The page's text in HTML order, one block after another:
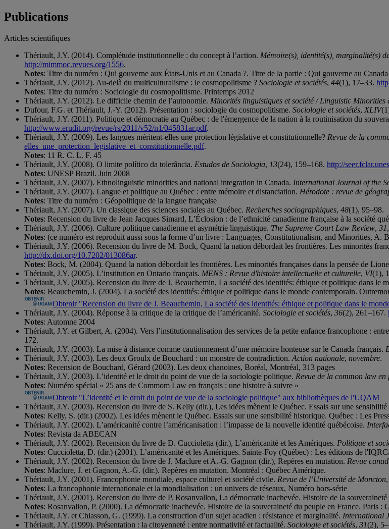
Publications
Articles scientifiques
Thériault, J.Y. (2014). Complétude institutionnelle : du concept à l’action. Mémoire(s), identité(s), marginalité(s)
http://mimmoc.revues.org/1556.
Notes: Titre du numéro : Qui gouverne aux États-Unis et au Canada ?. Titre de la partie : Qui gouverne au
Thériault, J.Y. (2012). Au-delà du multiculturalisme : le cosmopolitisme ? Sociologie et sociétés, 44(1), 17–33.
Notes: Titre du numéro : Sociologie du cosmopolitisme. Printemps 2012
Thériault, J.Y. (2012). Le difficile chemin de l’autonomie. Minorités linguistiques et société / Linguistic Minorities
Dufour, F.G. et Thériault, J.-Y. (2012). Présentation : sociologie du cosmopolitisme. Sociologie et sociétés, XLIV
Thériault, J.Y. (2011). Politique et démocratie au Québec : de l'émergence de la nation à la routinisation du
http://www.erudit.org/revue/rs/2011/v52/n1/045831ar.pdf.
Thériault, J.Y. (2009). Les langues méritent-elles une protection législative et constitutionnelle? Revue de la
elles_une_protection_legislative_et_constitutionnelle.pdf.
Notes: 11 R. C. L. F. 45
Thériault, J.Y. (2008). O limite político da tolerância. Estudos de Sociologia, 13(24), 159–168. http://
Notes: UNESP Brazil. Juin 2008
Thériault, J.Y. (2007). Ethnolinguistic minorities and national integration in Canada. International Journal of the
Thériault, J.Y. (2007). Langue et politique au Québec : entre mémoire et distanciation. Hérodote : revue de
Notes: Titre du numéro : Géopolitique de la langue française
Thériault, J.Y. (2007). Un classique des sciences sociales au Québec. Recherches sociographiques, 48(1), 95–98.
Notes: Recension du livre de Jean Jacques Simard, L’Éclosion : de l’ethnicité canadienne française à la société
Thériault, J.Y. (2006). Culture politique canadienne et asymétrie linguistique. The Supreme Court Law Review, 31
Notes: (ce numéro est reproduit aussi sous la forme d’un livre : Languages, Constitutionalism, and Minorities,
Thériault, J.Y. (2006). Recension du livre de M. Bock, Quand la nation débordait les frontières. Les minorités
http://dx.doi.org/10.7202/013086ar.
Notes: Bock, M. (2004). Quand la nation débordait les frontières. Les minorités françaises dans la pensée de
Thériault, J.Y. (2005). L’institution en Ontario français. MENS : Revue d'histoire intellectuelle et culturelle, VI(1),
Thériault, J.Y. (2005). Recension du livre de J. Beauchemin, La société des identités: éthique et politique dans le
Notes: Beauchemin, J. (2004). La société des identités: éthique et politique dans le monde contemporain.
Obtenir "Recension du livre de J. Beauchemin, La société des identités: éthique et politique dans le
Thériault, J.Y. (2004). Réponse à la critique de la critique de l’américanité. Sociologie et sociétés, 36(2), 261–167.
Notes: Automne 2004
Thériault, J.Y. et Gilbert, A. (2004). Vers l’institutionnalisation des services de la petite enfance francophone :
172.
Thériault, J.Y. (2003). La mise à distance comme cautionnement d’une mémoire honteuse sur le Canada français.
Thériault, J.Y. (2003). Les deux Groulx de Bouchard : un monstre de contradiction. Action nationale, novembre.
Notes: Recension de Bouchard, Gérard (2003). Les deux chanoines, Boréal, Montréal, 313 pages
Thériault, J.Y. (2003). L’identité et le droit du point de vue de la sociologie politique. Revue de la common law en
Notes: Numéro spécial « 25 ans de Commom Law en français : une histoire à suivre »
Obtenir "L’identité et le droit du point de vue de la sociologie politique" aux bibliothèques de l'UQAM
Thériault, J.Y. (2003). Recension du livre de S. Kelly (dir.), Les idées mènent le Québec. Essais sur une sensibilité
Notes: Kelly, S. (dir.) (2002). Les idées mènent le Québec. Essais sur une sensibilité historique. Québec : Les
Thériault, J.Y. (2002). L’américanité contre l’américanisation : l’impasse de la nouvelle identité québécoise.
Notes: Revista da ABECAN
Thériault, J.Y. (2002). Recension du livre de D. Cuccioletta (dir.), L’américanité et les Amériques. Politique et
Notes: Cuccioletta, D. (dir.) (2001). L’américanité et les Amériques. Sainte-Foy (Québec) : Les éditions de
Thériault, J.Y. (2002). Recension du livre de J. Maclure et A.-G. Gagnon (dir.), Repères en mutation. Revue
Notes: Maclure, J. et Gagnon, A.-G. (dir.). Repères en mutation. Montréal : Québec Amérique.
Thériault, J.Y. (2001). Francophonie mondiale, espace culturel et société civile. Revue de l’Université de Moncton
Notes: La francophonie internationale et la mondialisation : un univers de réseaux, Numéro hors-série
Thériault, J.Y. (2001). Recension du livre de P. Rosanvallon, La démocratie inachevée. Histoire de la souveraineté
Notes: Rosanvallon, P. (2000). La démocratie inachevée. Histoire de la souveraineté du peuple en France. Paris :
Thériault, J.Y. et Chiasson, G. (1999). La construction d’un sujet acadien : résistance et marginalité. International
Thériault, J.Y. (1999). Présentation : la citoyenneté : entre normativité et factualité. Sociologie et sociétés, 31(2),